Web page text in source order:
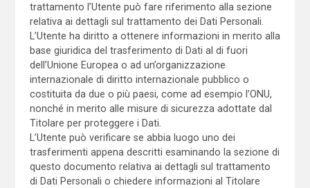
trattamento l’Utente può fare riferimento alla sezione
relativa ai dettagli sul trattamento dei Dati Personali.
L’Utente ha diritto a ottenere informazioni in merito alla
base giuridica del trasferimento di Dati al di fuori
dell’Unione Europea o ad un’organizzazione
internazionale di diritto internazionale pubblico o
costituita da due o più paesi, come ad esempio l’ONU,
nonché in merito alle misure di sicurezza adottate dal
Titolare per proteggere i Dati.
L’Utente può verificare se abbia luogo uno dei
trasferimenti appena descritti esaminando la sezione di
questo documento relativa ai dettagli sul trattamento
di Dati Personali o chiedere informazioni al Titolare